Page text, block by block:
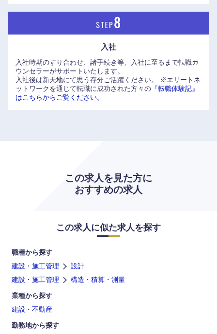
入社
入社時期のすり合わせ、諸手続き等、入社に至るまで転職カ
ウンセラーがサポートいたします。
入社後は新天地にて思う存分ご活躍ください。
※エリートネ
ットワークを通じて転職に成功された方々の 『転職体験記』
はこちらからご覧ください。
この求人を見た方に
おすすめの求人
この求人に似た求人を探す
職種から探す
建設・施工管理
設計
建設・施工管理
構造・積算・測量
業種から探す
建設・不動産
勤務地から探す
海外